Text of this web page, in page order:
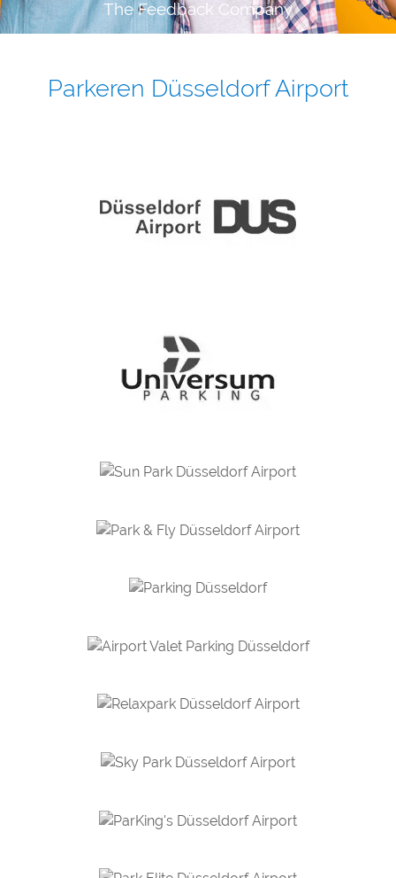
The Feedback Company
Parkeren Düsseldorf Airport